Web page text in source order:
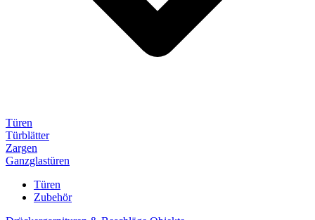
Türen
Türblätter
Zargen
Ganzglastüren
Türen
Zubehör